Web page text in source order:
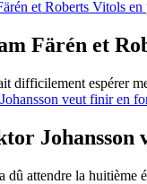
Färén et
difficilement espérer
Johansson
dû attendre la